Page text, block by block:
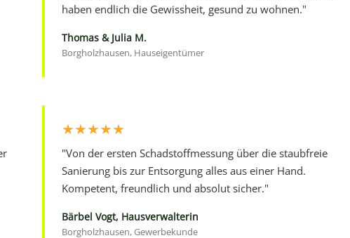
haben endlich die Gewissheit, gesund zu wohnen."
Thomas & Julia M.
Borgholzhausen, Hauseigentümer
★★★★★
"Von der ersten Schadstoffmessung über die staubfreie
Sanierung bis zur Entsorgung alles aus einer Hand.
Kompetent, freundlich und absolut sicher."
Bärbel Vogt, Hausverwalterin
Borgholzhausen, Gewerbekunde